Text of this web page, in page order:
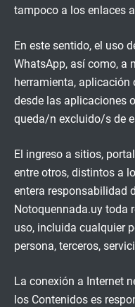
tampoco a los enlaces
En este sentido, el uso
WhatsApp, así como, a
herramienta,
desde las aplicaciones
queda/n excluido/s de
El ingreso a sitios,
entre otros, distintos a
entera responsabilidad
Notoquennada.uy toda
uso, incluida cualquier
persona, terceros,
La conexión a Internet
los Contenidos es